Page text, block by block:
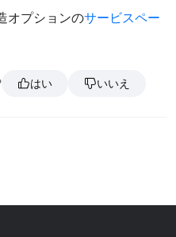
オプションのサービスペー
はい いいえ